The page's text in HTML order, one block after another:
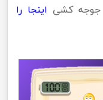
جوجه کشی اینجا را